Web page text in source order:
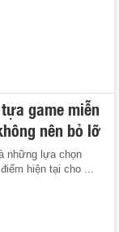
game miễn
nên bỏ lỡ
những lựa chọn
hiện tại cho ...